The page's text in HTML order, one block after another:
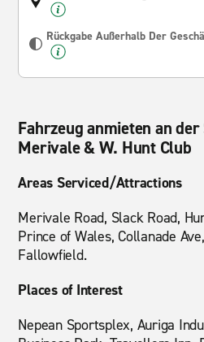
Rückgabe Außerhalb Der
Fahrzeug anmieten an
Merivale & W. Hunt Club
Areas Serviced/Attractions
Merivale Road, Slack Road,
Prince of Wales, Collanade
Fallowfield.
Places of Interest
Nepean Sportsplex, Auriga